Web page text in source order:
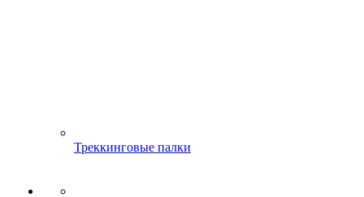
Треккинговые палки